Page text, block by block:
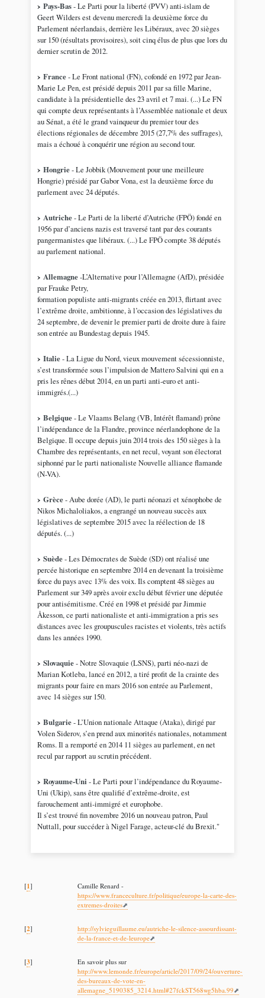
Pays-Bas- Le Parti pour la liberté (PVV) anti-islam de
Geert Wilders est devenu mercredi la deuxième force du
Parlement néerlandais, derrière les Libéraux, avec 20 sièges
sur 150 (résultats provisoires), soit cinq élus de plus que lors du
dernier scrutin de 2012.
France- Le Front national (FN), cofondé en 1972 par Jean-
Marie Le Pen, est présidé depuis 2011 par sa fille Marine,
candidate à la présidentielle des 23 avril et 7 mai. (...) Le FN
qui compte deux représentants à l’Assemblée nationale et deux
au Sénat, a été le grand vainqueur du premier tour des
élections régionales de décembre 2015 (27,7% des suffrages),
mais a échoué à conquérir une région au second tour.
Hongrie- Le Jobbik (Mouvement pour une meilleure
Hongrie) présidé par Gabor Vona, est la deuxième force du
parlement avec 24 députés.
Autriche- Le Parti de la liberté d’Autriche (FPÖ) fondé en
1956 par d’anciens nazis est traversé tant par des courants
pangermanistes que libéraux. (...) Le FPÖ compte 38 députés
au parlement national.
Allemagne-L’Alternative pour l’Allemagne (AfD), présidée
par Frauke Petry,
formation populiste anti-migrants créée en 2013, flirtant avec
l’extrême droite, ambitionne, à l’occasion des législatives du
24 septembre, de devenir le premier parti de droite dure à faire
son entrée au Bundestag depuis 1945.
Italie- La Ligue du Nord, vieux mouvement sécessionniste,
s’est transformée sous l’impulsion de Mattero Salvini qui en a
pris les rênes début 2014, en un parti anti-euro et anti-
immigrés.(...)
Belgique- Le Vlaams Belang (VB, Intérêt flamand) prône
l’indépendance de la Flandre, province néerlandophone de la
Belgique. Il occupe depuis juin 2014 trois des 150 sièges à la
Chambre des représentants, en net recul, voyant son électorat
siphonné par le parti nationaliste Nouvelle alliance flamande
(N-VA).
Grèce- Aube dorée (AD), le parti néonazi et xénophobe de
Nikos Michaloliakos, a engrangé un nouveau succès aux
législatives de septembre 2015 avec la réélection de 18
députés. (...)
Suède- Les Démocrates de Suède (SD) ont réalisé une
percée historique en septembre 2014 en devenant la troisième
force du pays avec 13% des voix. Ils comptent 48 sièges au
Parlement sur 349 après avoir exclu début février une députée
pour antisémitisme. Créé en 1998 et présidé par Jimmie
Åkesson, ce parti nationaliste et anti-immigration a pris ses
distances avec les groupuscules racistes et violents, très actifs
dans les années 1990.
Slovaquie- Notre Slovaquie (LSNS), parti néo-nazi de
Marian Kotleba, lancé en 2012, a tiré profit de la crainte des
migrants pour faire en mars 2016 son entrée au Parlement,
avec 14 sièges sur 150.
Bulgarie- L’Union nationale Attaque (Ataka), dirigé par
Volen Siderov, s’en prend aux minorités nationales, notamment
Roms. Il a remporté en 2014 11 sièges au parlement, en net
recul par rapport au scrutin précédent.
Royaume-Uni - Le Parti pour l’indépendance du Royaume-
Uni (Ukip), sans être qualifié d’extrême-droite, est
farouchement anti-immigré et europhobe.
Il s’est trouvé fin novembre 2016 un nouveau patron, Paul
Nuttall, pour succéder à Nigel Farage, acteur-clé du Brexit."
[1]
Camille Renard -
https://www.franceculture.fr/politique/europe-la-carte-des-
extremes-droites
[2]
http://sylvieguillaume.eu/autriche-le-silence-assourdissant-
de-la-france-et-de-leurope
[3]
En savoir plus sur
http://www.lemonde.fr/europe/article/2017/09/24/ouverture-
des-bureaux-de-vote-en-
allemagne_5190385_3214.html#27fckST568wg5hba.99